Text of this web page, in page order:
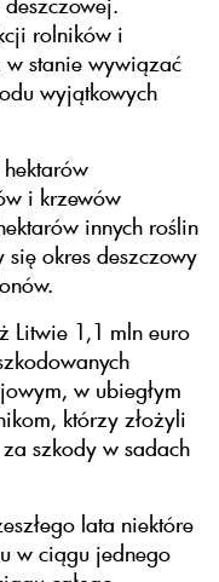
rolników i
w stanie wywiązać
wyjątkowych
i krzewów
innych roślin
się okres deszczowy
Litwie 1,1 mln euro
w ubiegłym
którzy złożyli
szkody w sadach
lata niektóre
w ciągu jednego